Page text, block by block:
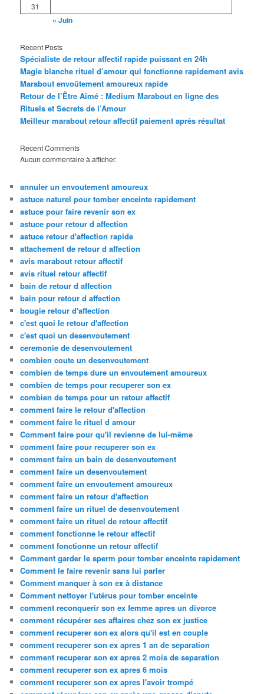
31
« Juin
Recent Posts
Spécialiste de retour affectif rapide puissant en 24h
Magie blanche rituel d’amour qui fonctionne rapidement avis
Marabout envoûtement amoureux rapide
Retour de l’Être Aimé : Medium Marabout en ligne des
Rituels et Secrets de l’Amour
Meilleur marabout retour affectif paiement après résultat
Recent Comments
Aucun commentaire à afficher.
annuler un envoutement amoureux
astuce naturel pour tomber enceinte rapidement
astuce pour faire revenir son ex
astuce pour retour d affection
astuce retour d'affection rapide
attachement de retour d affection
avis marabout retour affectif
avis rituel retour affectif
bain de retour d affection
bain pour retour d affection
bougie retour d'affection
c'est quoi le retour d'affection
c'est quoi un desenvoutement
ceremonie de desenvoutement
combien coute un desenvoutement
combien de temps dure un envoutement amoureux
combien de temps pour recuperer son ex
combien de temps pour un retour affectif
comment faire le retour d'affection
comment faire le rituel d amour
Comment faire pour qu'il revienne de lui-même
comment faire pour recuperer son ex
comment faire un bain de desenvoutement
comment faire un desenvoutement
comment faire un envoutement amoureux
comment faire un retour d'affection
comment faire un rituel de desenvoutement
comment faire un rituel de retour affectif
comment fonctionne le retour affectif
comment fonctionne un retour affectif
Comment garder le sperm pour tomber enceinte rapidement
Comment le faire revenir sans lui parler
Comment manquer à son ex à distance
Comment nettoyer l'utérus pour tomber enceinte
comment reconquerir son ex femme apres un divorce
comment récupérer ses affaires chez son ex justice
comment recuperer son ex alors qu'il est en couple
comment recuperer son ex apres 1 an de separation
comment recuperer son ex apres 2 mois de separation
comment recuperer son ex apres 6 mois
comment recuperer son ex apres l'avoir trompé